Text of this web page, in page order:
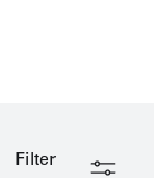
Filter